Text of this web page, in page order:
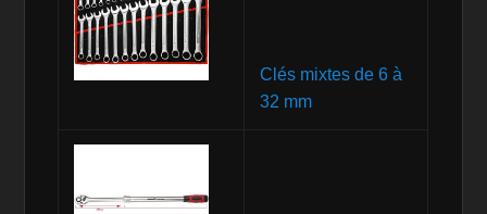
Clés mixtes de 6 à
32 mm